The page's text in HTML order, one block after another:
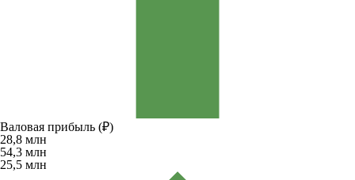
Валовая прибыль (₽)
28,8 млн
54,3 млн
25,5 млн